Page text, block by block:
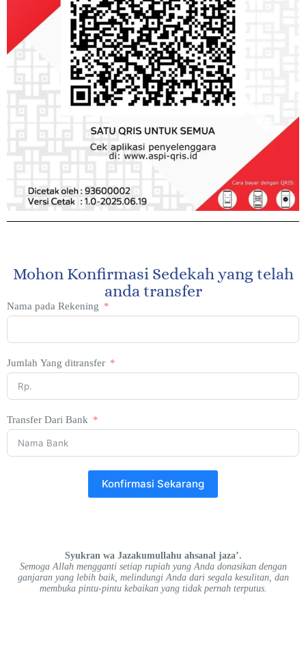
Mohon Konfirmasi Sedekah yang telah
anda transfer
Nama pada Rekening
Jumlah Yang ditransfer
Transfer Dari Bank
Konfirmasi Sekarang
Syukran wa Jazakumullahu ahsanal jaza’.
Semoga Allah mengganti setiap rupiah yang Anda donasikan dengan
ganjaran yang lebih baik, melindungi Anda dari segala kesulitan, dan
membuka pintu-pintu kebaikan yang tidak pernah terputus.